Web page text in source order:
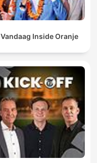
Vandaag Inside Oranje